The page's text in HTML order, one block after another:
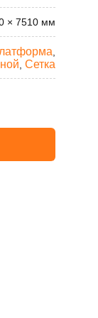
× 7510 мм
Сетка